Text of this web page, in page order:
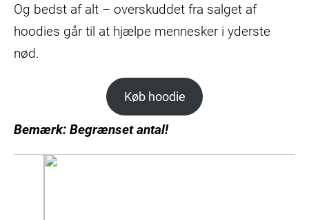
Og bedst af alt – overskuddet fra salget af
hoodies går til at hjælpe mennesker i yderste
nød.
Køb hoodie
Bemærk: Begrænset antal!